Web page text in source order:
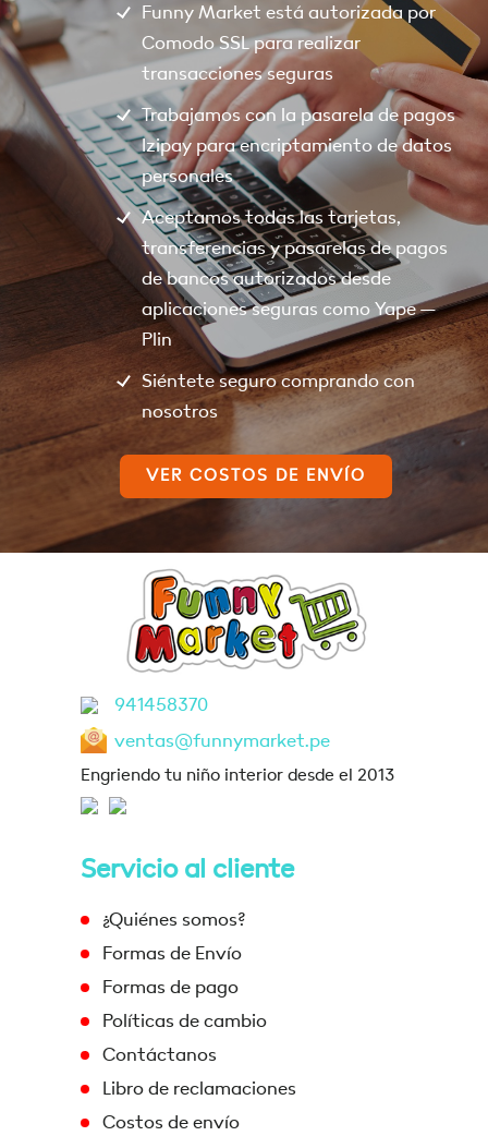
Funny Market está autorizada por
Comodo SSL para realizar
transacciones seguras
Trabajamos con la pasarela de pagos
Izipay para encriptamiento de datos
personales
Aceptamos todas las tarjetas,
transferencias y pasarelas de pagos
de bancos autorizados desde
aplicaciones seguras como Yape –
Plin
Siéntete seguro comprando con
nosotros
VER COSTOS DE ENVÍO
941458370
ventas@funnymarket.pe
Engriendo tu niño interior desde el 2013
Servicio al cliente
¿Quiénes somos?
Formas de Envío
Formas de pago
Políticas de cambio
Contáctanos
Libro de reclamaciones
Costos de envío